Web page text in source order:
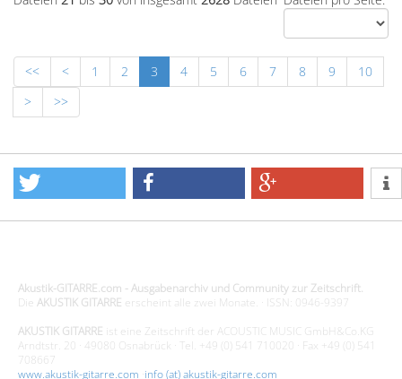
<< < 1 2 3 4 5 6 7 8 9
10
>
>>
Akustik-GITARRE.com - Ausgabenarchiv und Community zur Zeitschrift.
Die AKUSTIK GITARRE erscheint alle zwei Monate. · ISSN: 0946-9397
AKUSTIK GITARRE ist eine Zeitschrift der ACOUSTIC MUSIC GmbH&Co.KG
Arndtstr. 20 · 49080 Osnabrück · Tel. +49 (0) 541 710020 · Fax +49 (0) 541
708667
www.akustik-gitarre.com ·info (at) akustik-gitarre.com